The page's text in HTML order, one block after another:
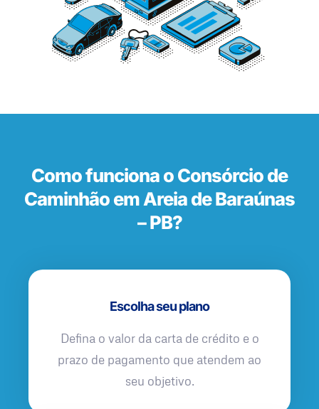
Como funciona o Consórcio de
Caminhão em Areia de Baraúnas
– PB?
Escolha seu plano
Defina o valor da carta de crédito e o
prazo de pagamento que atendem ao
seu objetivo.